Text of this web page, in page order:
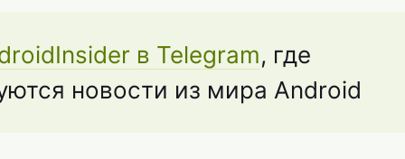
в Telegram, где
новости из мира Android